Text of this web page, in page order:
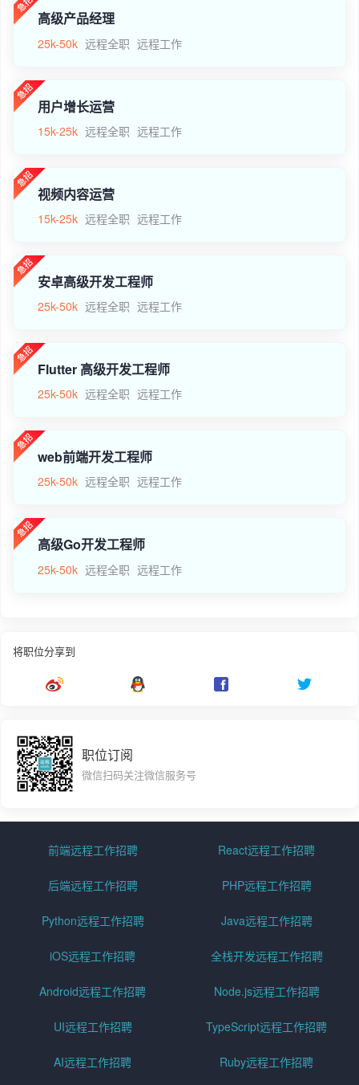
高级产品经理
25k-50k 远程全职 远程工作
用户增长运营
15k-25k 远程全职 远程工作
视频内容运营
15k-25k 远程全职 远程工作
安卓高级开发工程师
25k-50k 远程全职 远程工作
Flutter 高级开发工程师
25k-50k 远程全职 远程工作
web前端开发工程师
25k-50k 远程全职 远程工作
高级Go开发工程师
25k-50k 远程全职 远程工作
将职位分享到
职位订阅
微信扫码关注微信服务号
前端远程工作招聘 React远程工作招聘
后端远程工作招聘 PHP远程工作招聘
Python远程工作招聘 Java远程工作招聘
iOS远程工作招聘 全栈开发远程工作招聘
Android远程工作招聘 Node.js远程工作招聘
UI远程工作招聘 TypeScript远程工作招聘
AI远程工作招聘 Ruby远程工作招聘